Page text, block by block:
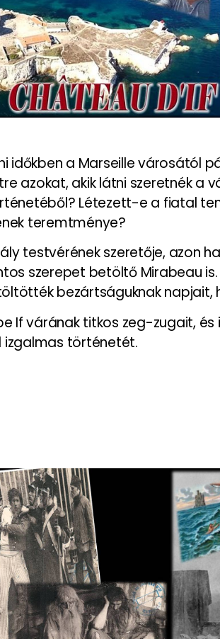
időkben a Marseille városától
azokat, akik látni szeretnék a
Létezett-e a fiatal
teremtménye?
testvérének szeretője, azon
szerepet betöltő Mirabeau
bezártságuknak napjait,
If várának titkos zeg-zugait,
izgalmas történetét.